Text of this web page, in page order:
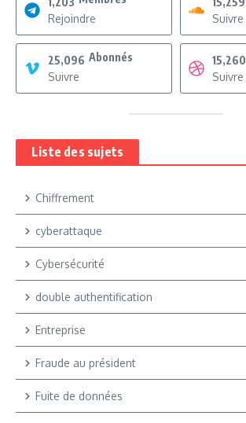
Rejoindre
Suivre
25,096 Abonnés
Suivre
15,260
Suivre
Liste des sujets
Chiffrement
cyberattaque
Cybersécurité
double authentification
Entreprise
Fraude au président
Fuite de données